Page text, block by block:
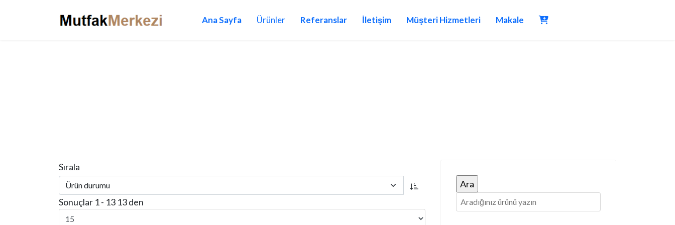
Ana Sayfa Ürünler Referanslar İletişim Müşteri Hizmetleri Makale
Sırala
Sonuçlar 1 - 13 13 den